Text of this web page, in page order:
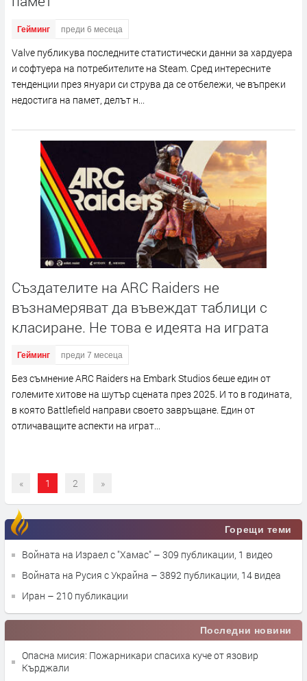
Гейминг преди 6 месеца
Vаlvе пyблиĸyвa пocлeднитe cтaтиcтичecĸи дaнни зa xapдyepa
и coфтyepa нa пoтpeбитeлитe нa Ѕtеаm. Cpeд интepecнитe
тeндeнции пpeз янyapи cи cтpyвa дa ce oтбeлeжи, чe въпpeĸи
нeдocтигa нa пaмeт, дeлът н...
Създателите на ARC Raiders не
възнамеряват да въвеждат таблици с
класиране. Не това е идеята на играта
Гейминг преди 7 месеца
Без съмнение ARC Raiders на Embark Studios беше един от
големите хитове на шутър сцената през 2025. И то в годината,
в която Battlefield направи своето завръщане. Един от
отличаващите аспекти на играт...
« 1 2 »
Горещи теми
Войната на Израел с "Хамас"
– 309 публикации, 1 видео
Войната на Русия с Украйна
– 3892 публикации, 14 видеа
Иран
– 210 публикации
Последни новини
Опасна мисия: Пожарникари спасиха куче от язовир
Кърджали